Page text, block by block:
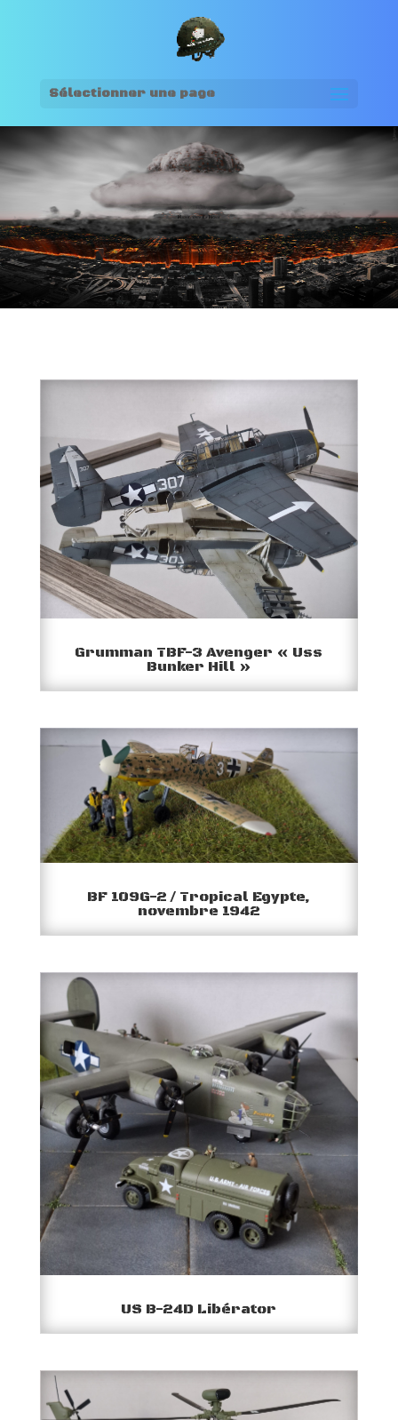
Sélectionner une page
Grumman TBF-3 Avenger « Uss
Bunker Hill »
BF 109G-2 / Tropical Egypte,
novembre 1942
US B-24D Libérator